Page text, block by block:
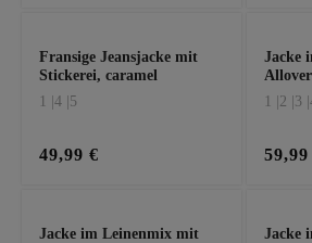
Fransige Jeansjacke mit
Stickerei, caramel
1 | 4 | 5
49,99 €
Jacke
1 | 2 | 3 |
59,99
Jacke im Leinenmix mit
Jacke